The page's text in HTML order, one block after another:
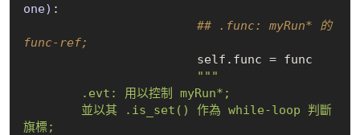
one) :
## .func: myRun* 的
func-ref;
"""
旗標;